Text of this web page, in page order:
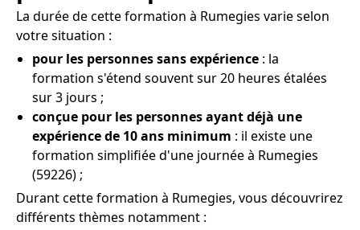
La durée de cette formation à Rumegies varie selon
votre situation :
pour les personnes sans expérience : la
formation s'étend souvent sur 20 heures étalées
sur 3 jours ;
conçue pour les personnes ayant déjà une
expérience de 10 ans minimum : il existe une
formation simplifiée d'une journée à Rumegies
(59226) ;
Durant cette formation à Rumegies, vous découvrirez
différents thèmes notamment :